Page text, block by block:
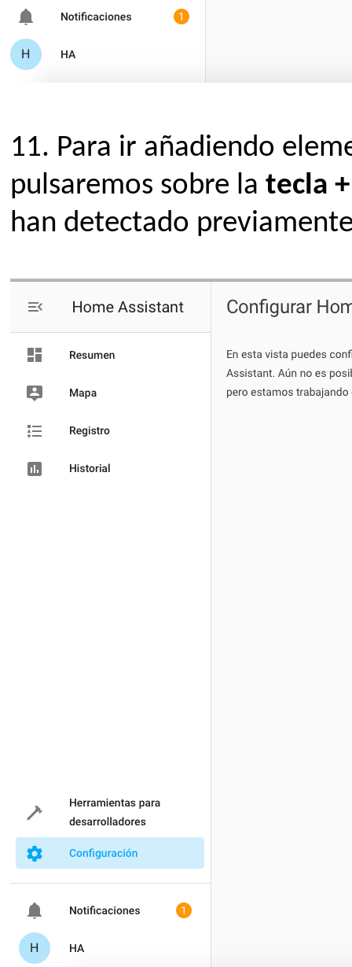
11. Para ir añadiendo
pulsaremos sobre la tecla
han detectado